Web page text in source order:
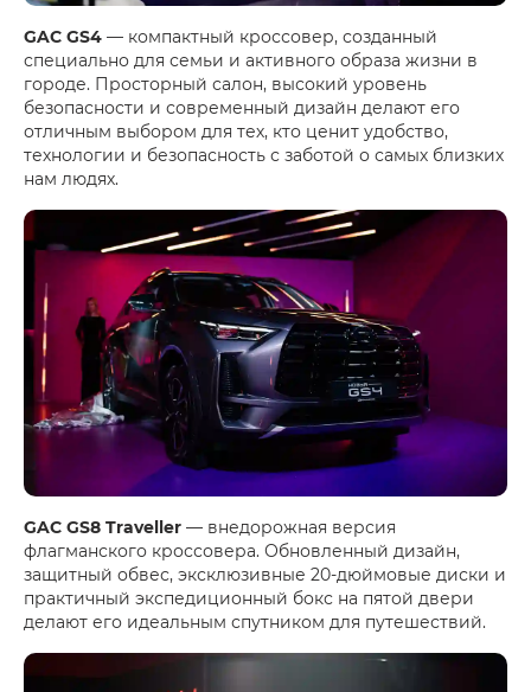
GAC GS4 — компактный кроссовер, созданный
специально для семьи и активного образа жизни в
городе. Просторный салон, высокий уровень
безопасности и современный дизайн делают его
отличным выбором для тех, кто ценит удобство,
технологии и безопасность с заботой о самых близких
нам людях.
GAC GS8 Traveller — внедорожная версия
флагманского кроссовера. Обновленный дизайн,
защитный обвес, эксклюзивные 20-дюймовые диски и
практичный экспедиционный бокс на пятой двери
делают его идеальным спутником для путешествий.